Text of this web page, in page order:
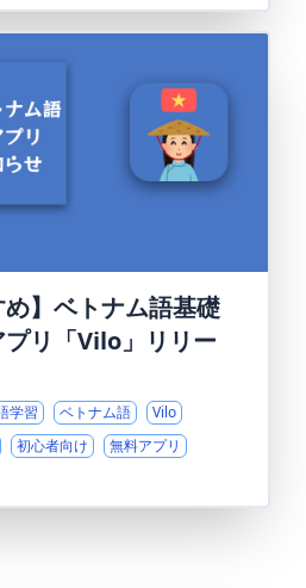
め】ベトナム語基礎
リ「Vilo」リリー
学習 ベトナム語
Vilo
初心者向け 無料アプリ